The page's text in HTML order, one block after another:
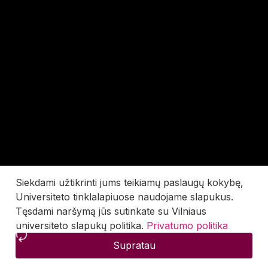
Siekdami užtikrinti jums teikiamų paslaugų kokybę,
Universiteto tinklalapiuose naudojame slapukus.
Tęsdami naršymą jūs sutinkate su Vilniaus
universiteto slapukų politika. Privatumo politika
Supratau